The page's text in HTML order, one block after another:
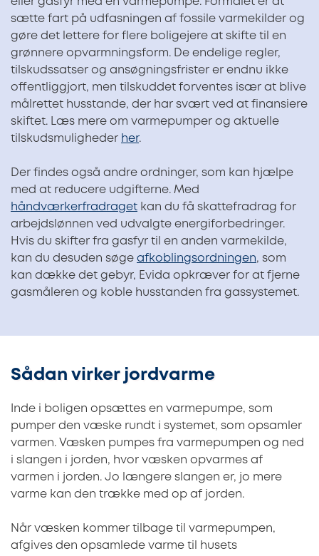
sætte fart på udfasningen af fossile varmekilder og
gøre det lettere for flere boligejere at skifte til en
grønnere opvarmningsform. De endelige regler,
tilskudssatser og ansøgningsfrister er endnu ikke
offentliggjort, men tilskuddet forventes især at blive
målrettet husstande, der har svært ved at finansiere
skiftet. Læs mere om varmepumper og aktuelle
tilskudsmuligheder her.
Der findes også andre ordninger, som kan hjælpe
med at reducere udgifterne. Med
håndværkerfradraget kan du få skattefradrag for
arbejdslønnen ved udvalgte energiforbedringer.
Hvis du skifter fra gasfyr til en anden varmekilde,
kan du desuden søge afkoblingsordningen, som
kan dække det gebyr, Evida opkræver for at fjerne
gasmåleren og koble husstanden fra gassystemet.
Sådan virker jordvarme
Inde i boligen opsættes en varmepumpe, som
pumper den væske rundt i systemet, som opsamler
varmen. Væsken pumpes fra varmepumpen og ned
i slangen i jorden, hvor væsken opvarmes af
varmen i jorden. Jo længere slangen er, jo mere
varme kan den trække med op af jorden.
Når væsken kommer tilbage til varmepumpen,
afgives den opsamlede varme til husets